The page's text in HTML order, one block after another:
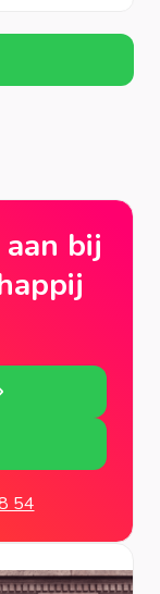
bij
54